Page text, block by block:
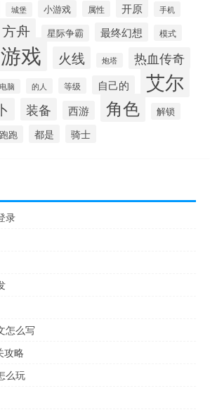
城堡 小游戏 属性 开原 手机
方舟 星际争霸 最终幻想 模式
游戏 火线 炮塔 热血传奇
电脑 的人 等级 自己的 艾尔
装备 西游 角色 解锁
跑跑 都是 骑士
录
怎么写
攻略
么玩